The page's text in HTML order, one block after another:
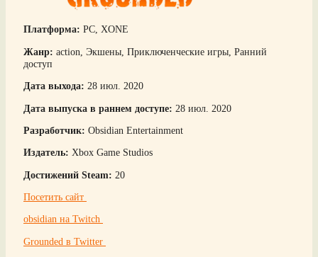
Платформа: PC, XONE
Жанр: action, Экшены, Приключенческие игры, Ранний
доступ
Дата выхода: 28 июл. 2020
Дата выпуска в раннем доступе: 28 июл. 2020
Разработчик: Obsidian Entertainment
Издатель: Xbox Game Studios
Достижений Steam: 20
Посетить сайт
obsidian на Twitch
Grounded в Twitter